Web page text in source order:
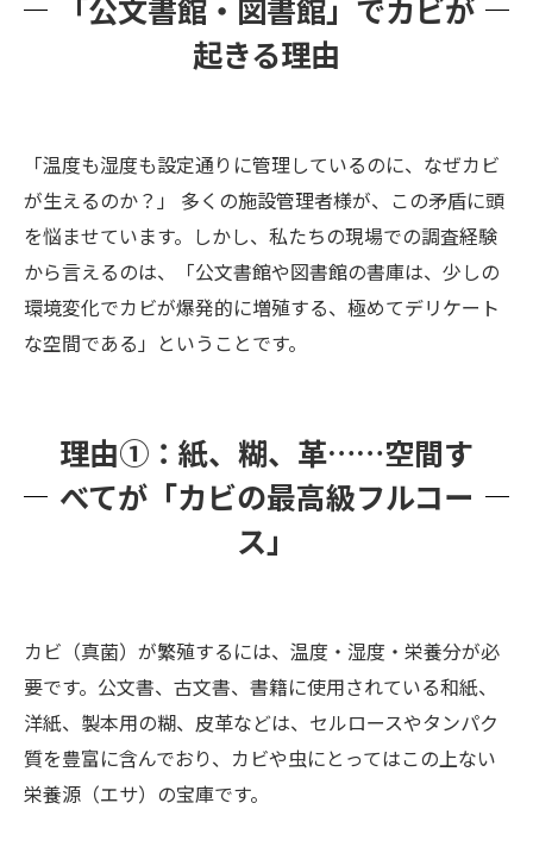
STEP 3：汚染された資料の「隔離（封じ込
世界標準の予防策「IPM（総合的有害生物管
理）」とは何か？
カビバスターズ福岡が提供する「科学的検査と
環境改善サポート」
① 目に見えないリスクを数値化する「カビ
調査」
③ 空間と建物側への徹底的な「除菌・防カ
④ 自治体・上層部へ提出できる「カビ調査
お問い合わせから、安全な保存環境を取り戻す
までの流れ
まとめ：皆様の「資料を守り抜く使命」
「公文書館・図書館」でカビが
起きる理由
「温度も湿度も設定通りに管理しているのに、なぜカビ
が生えるのか？」 多くの施設管理者様が、この矛盾に頭
を悩ませています。しかし、私たちの現場での調査経験
から言えるのは、「公文書館や図書館の書庫は、少しの
環境変化でカビが爆発的に増殖する、極めてデリケート
な空間である」ということです。
理由①：紙、糊、革……空間す
べてが「カビの最高級フルコー
ス」
カビ（真菌）が繁殖するには、温度・湿度・栄養分が必
要です。公文書、古文書、書籍に使用されている和紙、
洋紙、製本用の糊、皮革などは、セルロースやタンパク
質を豊富に含んでおり、カビや虫にとってはこの上ない
栄養源（エサ）の宝庫です。